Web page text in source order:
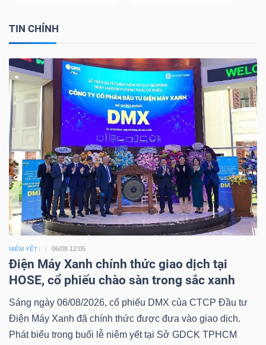
TIN CHÍNH
NIÊM YẾT 06/08 12:05
Điện Máy Xanh chính thức giao dịch tại
HOSE, cổ phiếu chào sàn trong sắc xanh
Sáng ngày 06/08/2026, cổ phiếu DMX của CTCP Đầu tư
Điện Máy Xanh đã chính thức được đưa vào giao dịch.
Phát biểu trong buổi lễ niêm yết tại Sở GDCK TPHCM